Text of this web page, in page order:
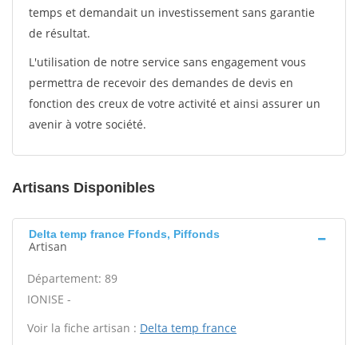
temps et demandait un investissement sans garantie
de résultat.
L'utilisation de notre service sans engagement vous
permettra de recevoir des demandes de devis en
fonction des creux de votre activité et ainsi assurer un
avenir à votre société.
Artisans Disponibles
Delta temp france Ffonds, Piffonds
Artisan
Département: 89
IONISE -
Voir la fiche artisan : Delta temp france